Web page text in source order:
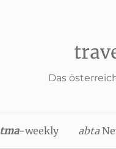
Das
tma-weekly abta